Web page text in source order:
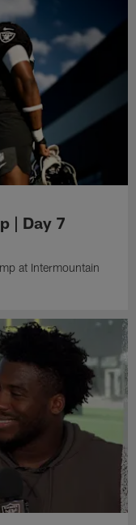
| Day 7
at Intermountain